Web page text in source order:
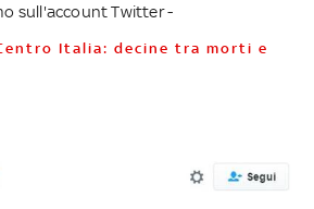
sull'account Twitter -